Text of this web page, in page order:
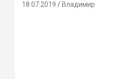
18.07.2019 Владимир